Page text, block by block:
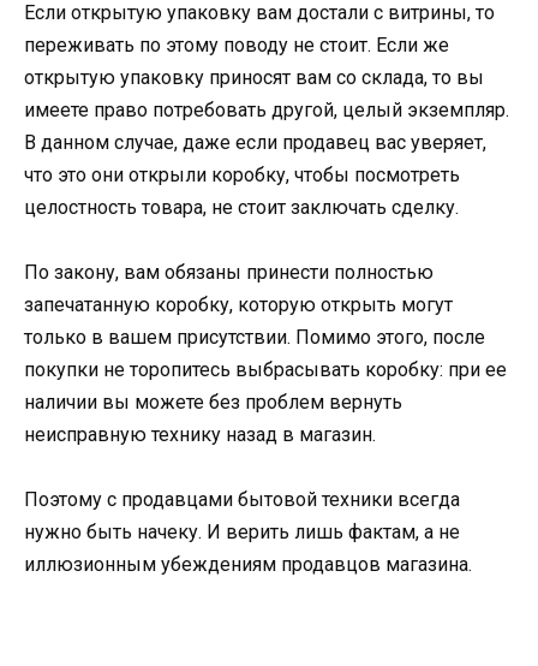
Если открытую упаковку вам достали с витрины, то
переживать по этому поводу не стоит. Если же
открытую упаковку приносят вам со склада, то вы
имеете право потребовать другой, целый экземпляр.
В данном случае, даже если продавец вас уверяет,
что это они открыли коробку, чтобы посмотреть
целостность товара, не стоит заключать сделку.
По закону, вам обязаны принести полностью
запечатанную коробку, которую открыть могут
только в вашем присутствии. Помимо этого, после
покупки не торопитесь выбрасывать коробку: при ее
наличии вы можете без проблем вернуть
неисправную технику назад в магазин.
Поэтому с продавцами бытовой техники всегда
нужно быть начеку. И верить лишь фактам, а не
иллюзионным убеждениям продавцов магазина.